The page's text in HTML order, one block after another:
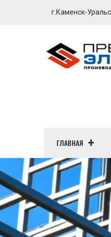
г.Каменск-
ГЛАВНАЯ